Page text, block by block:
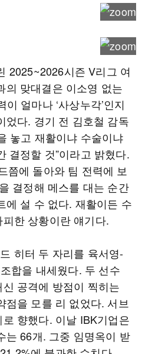
2025~2026시즌 V리그 여
의 맞대결은 이소영 없는
얼마나 ‘사상누각’인지
었다. 경기 전 김호철 감독
놓고 재활이냐 수술이냐
결정할 것”이라고 밝혔다.
쯤에 돌아와 팀 전력에 보
결정해 메스를 대는 순간
에 설 수 없다. 재활이든 수
한 상황이란 얘기다.
히터 두 자리를 육서영-
합을 내세웠다. 두 선수
공격에 방점이 찍히는
점을 모를 리 없었다. 서브
향했다. 이날 IBK기업은
는 66개. 그중 임명옥이 받